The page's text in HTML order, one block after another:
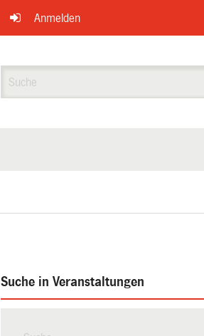
Anmelden
Suche in Veranstaltungen